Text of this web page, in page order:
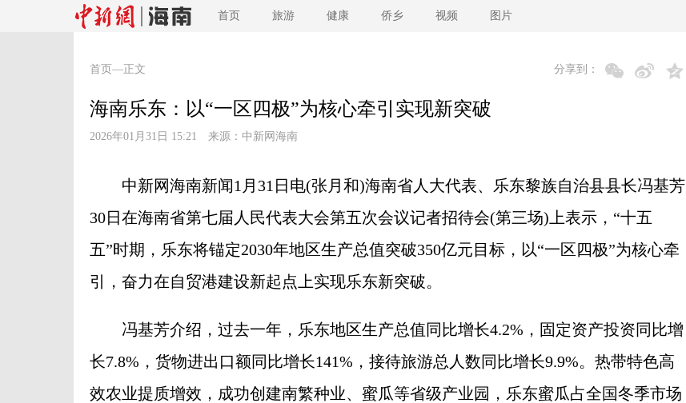
首页 旅游 健康 侨乡 视频 图片
首页 —正文 分享到：
海南乐东：以“一区四极”为核心牵引实现新突破
2026年01月31日 15:21 来源： 中新网海南
中新网海南新闻1月31日电(张月和)海南省人大代表、乐东黎族自治县县长冯基芳
30日在海南省第七届人民代表大会第五次会议记者招待会(第三场)上表示，“十五
五”时期，乐东将锚定2030年地区生产总值突破350亿元目标，以“一区四极”为核心牵
引，奋力在自贸港建设新起点上实现乐东新突破。
冯基芳介绍，过去一年，乐东地区生产总值同比增长4.2%，固定资产投资同比增
长7.8%，货物进出口额同比增长141%，接待旅游总人数同比增长9.9%。热带特色高
效农业提质增效，成功创建南繁种业、蜜瓜等省级产业园，乐东蜜瓜占全国冬季市场